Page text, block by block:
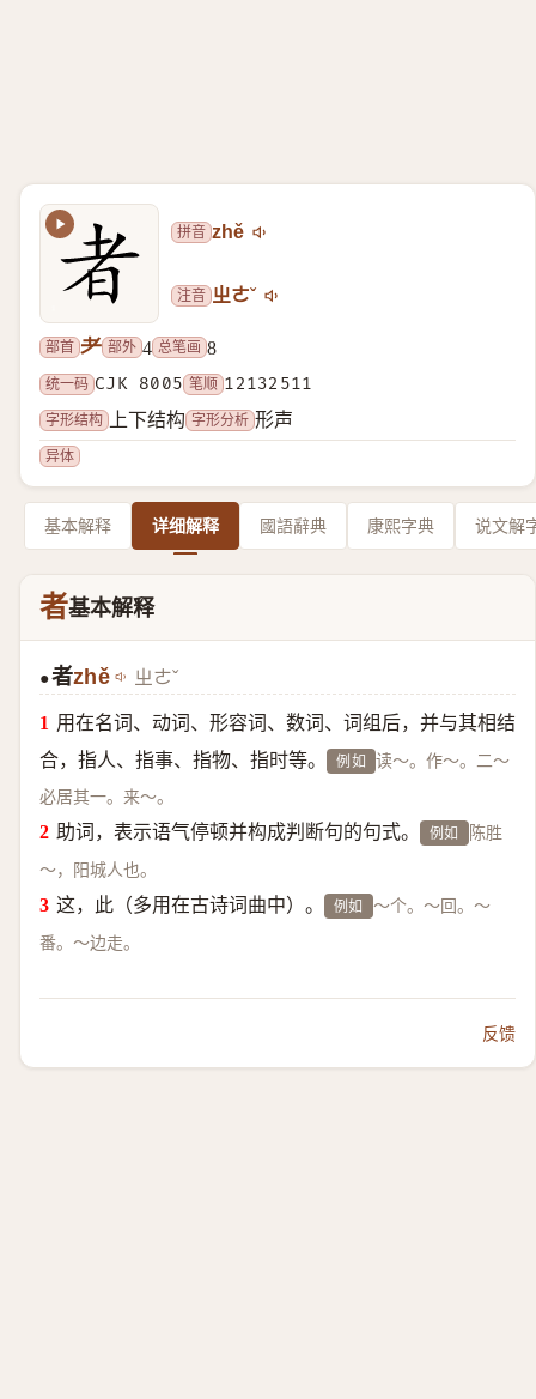
拼音 zhě
注音 ㄓㄜˇ
部首 耂 部外 4 总笔画 8
统一码 CJK 8005 笔顺 12132511
字形结构
上下结构 字形分析 形声
异体
基本解释 详细解释 國語辭典 康熙字典 说文解
者基本解释
●者zhě ㄓㄜˇ
用在名词、动词、形容词、数词、词组后，并与其相结
合，指人、指事、指物、指时等。
例如 读～。作～。二～
必居其一。来～。
助词，表示语气停顿并构成判断句的句式。 例如 陈胜
～，阳城人也。
这，此（多用在古诗词曲中）。 例如 ～个。～回。～
番。～边走。
反馈